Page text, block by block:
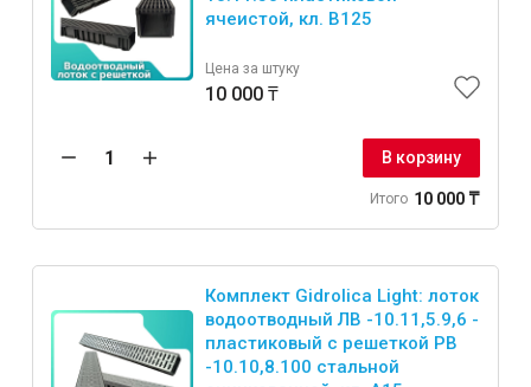
ячеистой, кл. B125
Цена за штуку
10 000 ₸
В корзину
Итого 10 000 ₸
Комплект Gidrolica Light: лоток
водоотводный ЛВ -10.11,5.9,6 -
пластиковый с решеткой РВ
-10.10,8.100 стальной